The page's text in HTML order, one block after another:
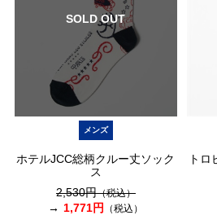
SOLD OUT
メンズ
ホテルJCC総柄クルー丈ソック
ス
2,530円（税込）
1,771円 （税込）
ト